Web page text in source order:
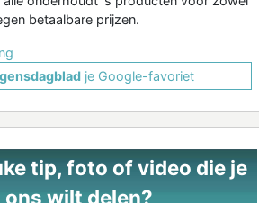
betaalbare prijzen.
je Google-favoriet
tip, foto of video die je
ons wilt delen?